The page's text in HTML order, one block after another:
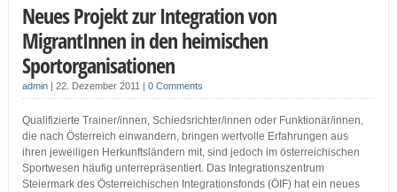
Neues Projekt zur Integration von
MigrantInnen in den heimischen
Sportorganisationen
admin| 22. Dezember 2011 | 0 Comments
Qualifizierte Trainer/innen, Schiedsrichter/innen oder Funktionär/innen,
die nach Österreich einwandern, bringen wertvolle Erfahrungen aus
ihren jeweiligen Herkunftsländern mit, sind jedoch im österreichischen
Sportwesen häufig unterrepräsentiert. Das Integrationszentrum
Steiermark des Österreichischen Integrationsfonds (ÖIF) hat ein neues